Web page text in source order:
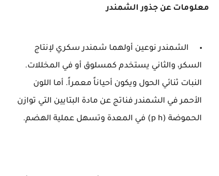
معلومات عن جذور الشمندر
الشمندر نوعين أولهما شمندر سكري لإنتاج
السكر، والثاني يستخدم كمسلوق أو في المخللات.
النبات ثنائي الحول ويكون أحياناً معمراً. أما اللون
الأحمر في الشمندر فناتج عن مادة البتايين التي توازن
الحموضة (p h) في المعدة وتسهل عملية الهضم.